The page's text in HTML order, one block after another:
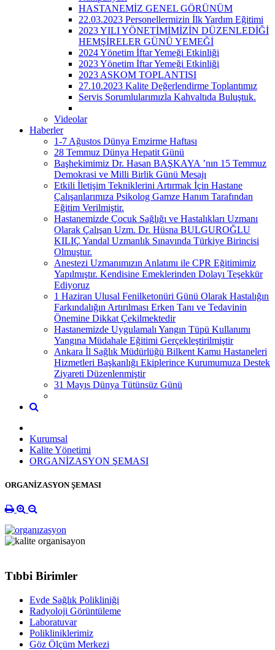
HASTANEMİZ GENEL GÖRÜNÜM
22.03.2023 Personellermizin İlk Yardım Eğitimi
2023 YILI YÖNETİMİMİZİN DÜZENLEDİĞİ
HEMŞİRELER GÜNÜ YEMEĞİ
2024 Yönetim İftar Yemeği Etkinliği
2023 Yönetim İftar Yemeği Etkinliği
2023 ASKOM TOPLANTISI
27.10.2023 Kalite Değerlendirme Toplantımız
Servis Sorumlularımızla Kahvaltıda Buluştuk.
Videolar
Haberler
1-7 Ağustos Dünya Emzirme Haftası
28 Temmuz Dünya Hepatit Günü
Başhekimimiz Dr. Hasan BAŞKAYA ’nın 15 Temmuz
Demokrasi ve Milli Birlik Günü Mesajı
Etkili İletişim Tekniklerini Artırmak İçin Hastane
Çalışanlarımıza Psikolog Gamze Hanım Tarafından
Eğitim Verilmiştir.
Hastanemizde Çocuk Sağlığı ve Hastalıkları Uzmanı
Olarak Çalışan Uzm. Dr. Hüsna BULGUROĞLU
KILIÇ Yandal Uzmanlık Sınavında Türkiye Birincisi
Olmuştur.
Anestezi Uzmanımızın Anlatımı ile CPR Eğitimimiz
Yapılmıştır. Kendisine Emeklerinden Dolayı Teşekkür
Ediyoruz
1 Haziran Ulusal Fenilketonüri Günü Olarak Hastalığın
Farkındalığın Artırılması Erken Tanı ve Tedavinin
Önemine Dikkat Çekilmektedir
Hastanemizde Uygulamalı Yangın Tüpü Kullanımı
Yangına Müdahale Eğitimi Gerçekleştirilmiştir
Ankara İl Sağlık Müdürlüğü Bilkent Kamu Hastaneleri
Hizmetleri Başkanlığı Ekiplerince Kurumumuza Destek
Ziyareti Düzenlenmiştir
31 Mayıs Dünya Tütünsüz Günü
Kurumsal
Kalite Yönetimi
ORGANİZASYON ŞEMASI
ORGANİZASYON ŞEMASI
Tıbbi Birimler
Evde Sağlık Polikliniği
Radyoloji Görüntüleme
Laboratuvar
Polikliniklerimiz
Göz Ölçüm Merkezi